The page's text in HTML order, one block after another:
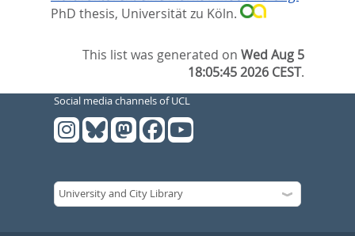
PhD thesis, Universität zu Köln.
This list was generated onWed Aug 5
18:05:45 2026 CEST.
Social media channels of UCL